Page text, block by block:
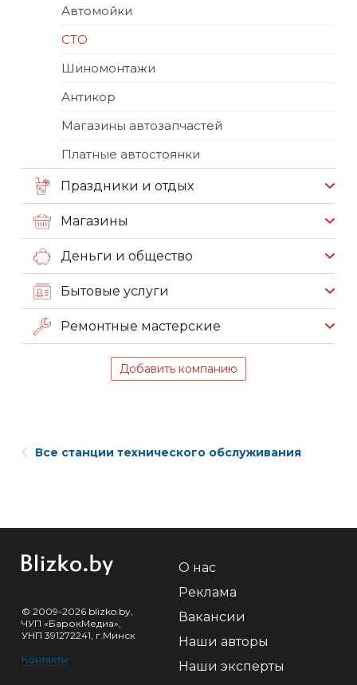
Автомойки
СТО
Шиномонтажи
Антикор
Магазины автозапчастей
Платные автостоянки
Праздники и отдых
Магазины
Деньги и общество
Бытовые услуги
Ремонтные мастерские
Добавить компанию
Все станции технического обслуживания
© 2009-2026 blizko.by,
ЧУП «БарокМедиа»,
УНП 391272241, г.Минск
Контакты
О нас
Реклама
Вакансии
Наши авторы
Наши эксперты